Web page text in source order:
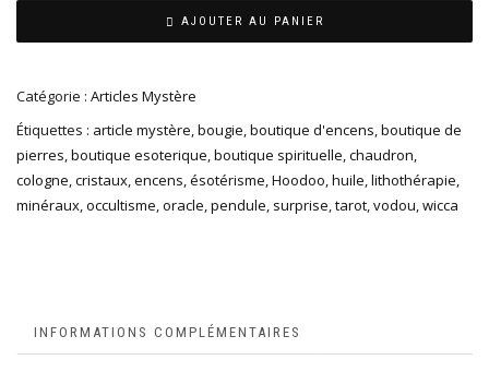
AJOUTER AU PANIER
Catégorie : Articles Mystère
Étiquettes : article mystère,bougie,boutique d'encens,boutique de
pierres,boutique esoterique,boutique spirituelle,chaudron,
cologne,cristaux,encens,ésotérisme,Hoodoo,huile,lithothérapie,
minéraux,occultisme,oracle,pendule, surprise,tarot,vodou,wicca
INFORMATIONS COMPLÉMENTAIRES